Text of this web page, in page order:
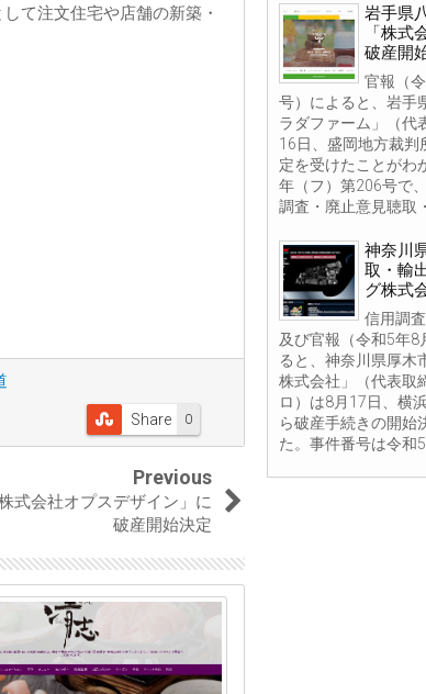
て注文住宅や店舗の新築・
0
Share
Previous
式会社オプスデザイン」に
破産開始決定
岩手県
「株式
破産開
官報（
号）によると、岩手
ラダファーム」（代
16日、盛岡地方裁判
定を受けたことがわ
年（フ）第206号で
調査・廃止意見聴取
神奈川
取・輸
グ株式
信用調
及び官報（令和5年8
ると、神奈川県厚木
株式会社」（代表取
ロ）は8月17日、横
ら破産手続きの開始
た。事件番号は令和5